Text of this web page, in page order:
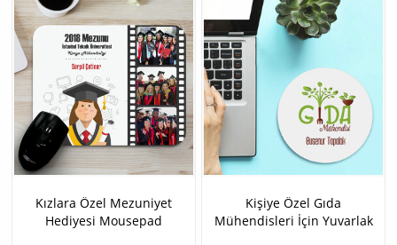
Kızlara Özel Mezuniyet
Hediyesi Mousepad
Kişiye Özel Gıda
Mühendisleri İçin Yuvarlak